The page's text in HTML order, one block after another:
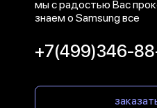
мы с радостью Вас
знаем о Samsung все
+7(499)346-